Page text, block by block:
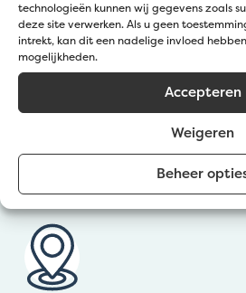
technologieën kunnen wij gegevens zoals
deze site verwerken. Als u geen
intrekt, kan dit een nadelige invloed
mogelijkheden.
Accepteren
Weigeren
Beheer
☀️1 – 19 juli & 8 – 31 augustus
🕖 09:00 – 12:00 | 12:30 – 16:30
☀️20 juli – 7 augustus
🕖 09:00 – 12:00 | 12:30 – 15:30
Zaterdagen wel open in
08:00 – 11:45